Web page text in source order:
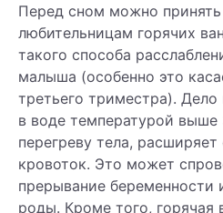
Перед сном можно
любительницам горячих
такого способа
малыша (особенно это
третьего триместра).
в воде температурой выше
перегреву тела,
кровоток. Это может
прерывание
роды. Кроме того, горячая